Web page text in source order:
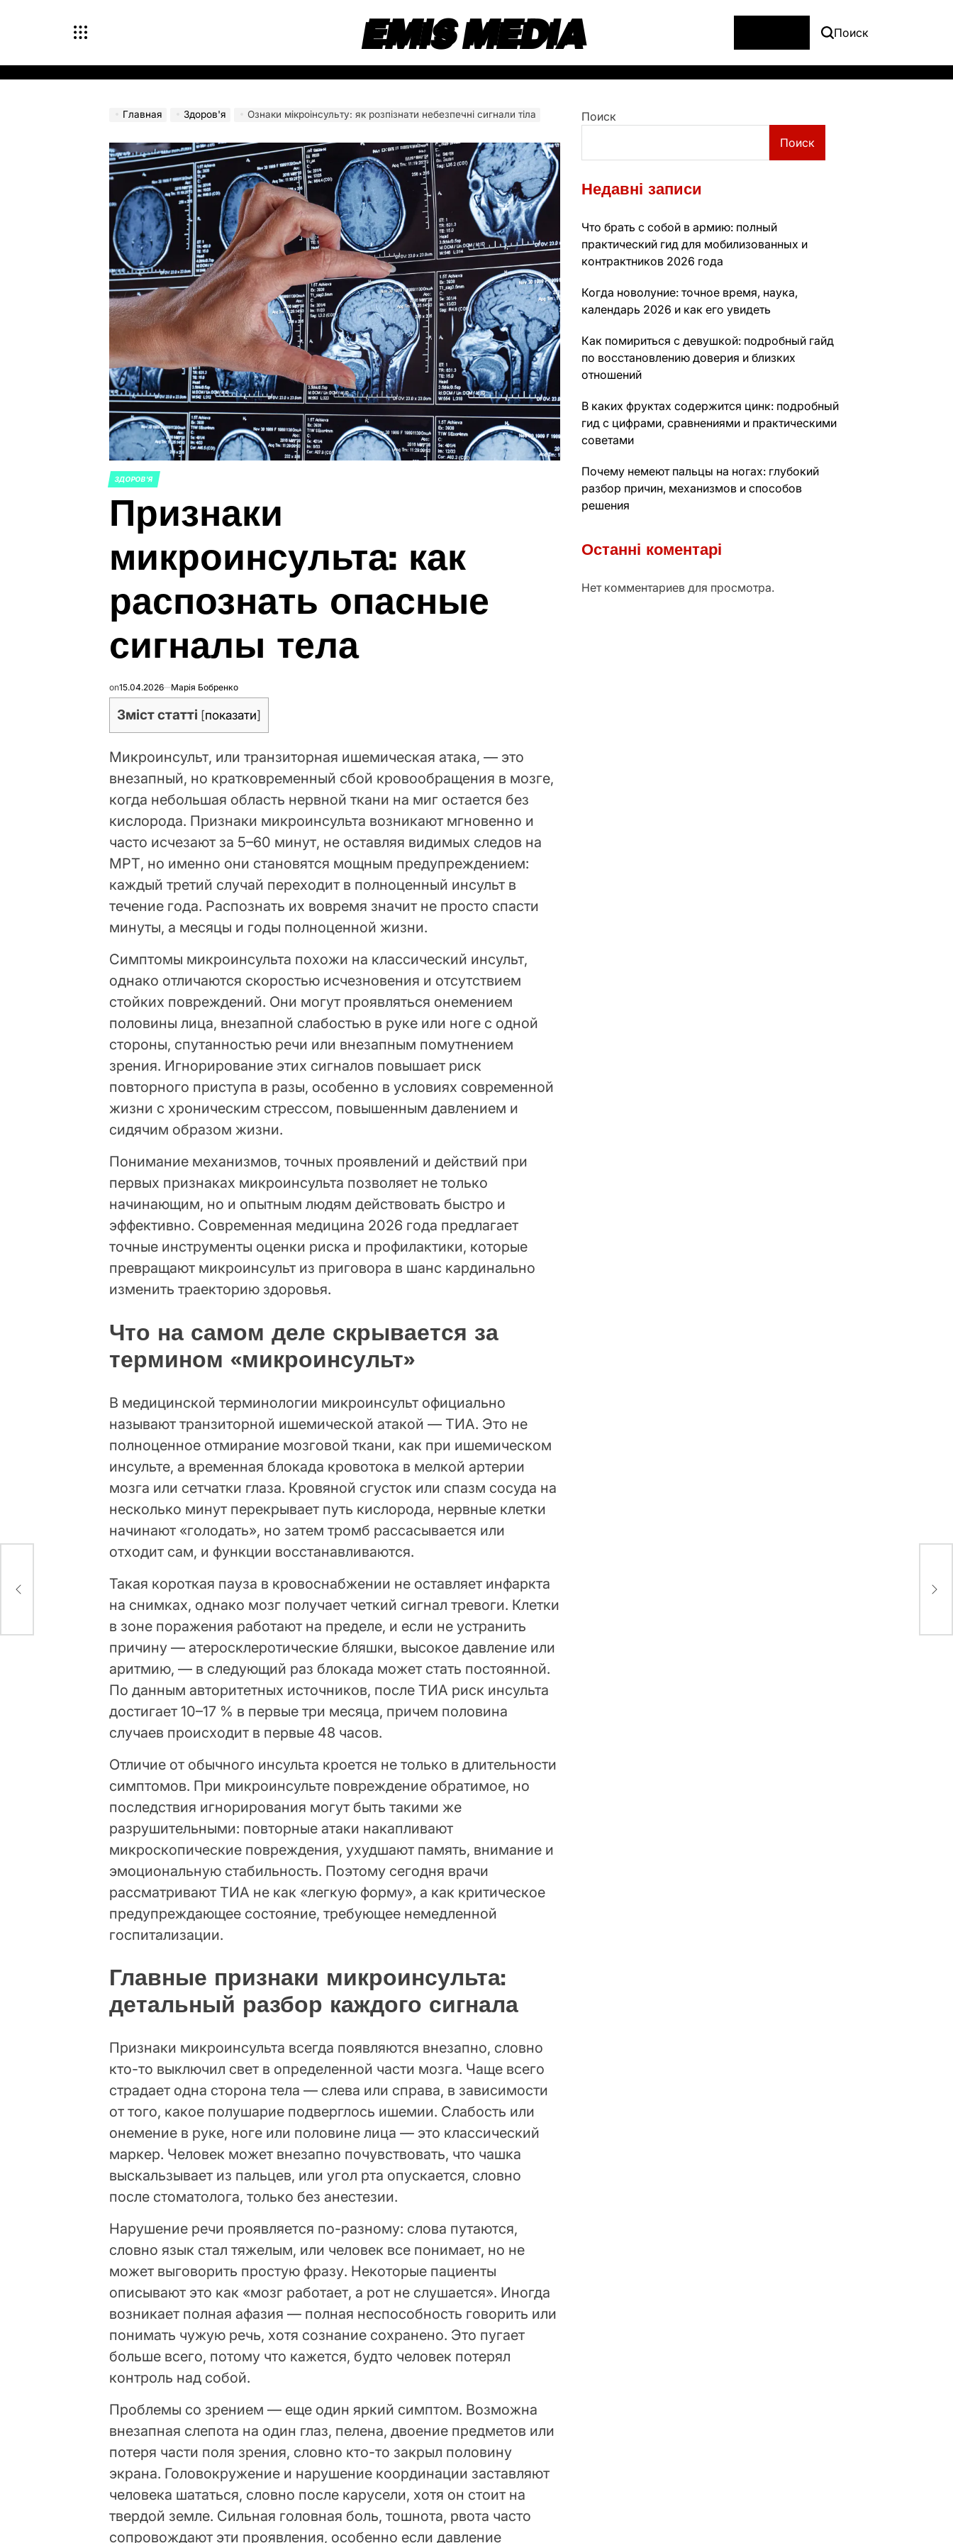
содержимому
EMIS MEDIA Поиск
Главная Здоров'я Ознаки мікроінсульту: як розпізнати небезпечні сигнали тіла
ОПУБЛИКОВАНО
ЗДОРОВ'Я
Признаки
микроинсульта: как
распознать опасные
сигналы тела
on15.04.2026 Марія Бобренко
Зміст статті [показати]
Микроинсульт, или транзиторная ишемическая атака, — это
внезапный, но кратковременный сбой кровообращения в мозге,
когда небольшая область нервной ткани на миг остается без
кислорода. Признаки микроинсульта возникают мгновенно и
часто исчезают за 5–60 минут, не оставляя видимых следов на
МРТ, но именно они становятся мощным предупреждением:
каждый третий случай переходит в полноценный инсульт в
течение года. Распознать их вовремя значит не просто спасти
минуты, а месяцы и годы полноценной жизни.
Симптомы микроинсульта похожи на классический инсульт,
однако отличаются скоростью исчезновения и отсутствием
стойких повреждений. Они могут проявляться онемением
половины лица, внезапной слабостью в руке или ноге с одной
стороны, спутанностью речи или внезапным помутнением
зрения. Игнорирование этих сигналов повышает риск
повторного приступа в разы, особенно в условиях современной
жизни с хроническим стрессом, повышенным давлением и
сидячим образом жизни.
Понимание механизмов, точных проявлений и действий при
первых признаках микроинсульта позволяет не только
начинающим, но и опытным людям действовать быстро и
эффективно. Современная медицина 2026 года предлагает
точные инструменты оценки риска и профилактики, которые
превращают микроинсульт из приговора в шанс кардинально
изменить траекторию здоровья.
Что на самом деле скрывается за
термином «микроинсульт»
В медицинской терминологии микроинсульт официально
называют транзиторной ишемической атакой — ТИА. Это не
полноценное отмирание мозговой ткани, как при ишемическом
инсульте, а временная блокада кровотока в мелкой артерии
мозга или сетчатки глаза. Кровяной сгусток или спазм сосуда на
несколько минут перекрывает путь кислорода, нервные клетки
начинают «голодать», но затем тромб рассасывается или
отходит сам, и функции восстанавливаются.
Такая короткая пауза в кровоснабжении не оставляет инфаркта
на снимках, однако мозг получает четкий сигнал тревоги. Клетки
в зоне поражения работают на пределе, и если не устранить
причину — атеросклеротические бляшки, высокое давление или
аритмию, — в следующий раз блокада может стать постоянной.
По данным авторитетных источников, после ТИА риск инсульта
достигает 10–17 % в первые три месяца, причем половина
случаев происходит в первые 48 часов.
Отличие от обычного инсульта кроется не только в длительности
симптомов. При микроинсульте повреждение обратимое, но
последствия игнорирования могут быть такими же
разрушительными: повторные атаки накапливают
микроскопические повреждения, ухудшают память, внимание и
эмоциональную стабильность. Поэтому сегодня врачи
рассматривают ТИА не как «легкую форму», а как критическое
предупреждающее состояние, требующее немедленной
госпитализации.
Главные признаки микроинсульта:
детальный разбор каждого сигнала
Признаки микроинсульта всегда появляются внезапно, словно
кто-то выключил свет в определенной части мозга. Чаще всего
страдает одна сторона тела — слева или справа, в зависимости
от того, какое полушарие подверглось ишемии. Слабость или
онемение в руке, ноге или половине лица — это классический
маркер. Человек может внезапно почувствовать, что чашка
выскальзывает из пальцев, или угол рта опускается, словно
после стоматолога, только без анестезии.
Нарушение речи проявляется по-разному: слова путаются,
словно язык стал тяжелым, или человек все понимает, но не
может выговорить простую фразу. Некоторые пациенты
описывают это как «мозг работает, а рот не слушается». Иногда
возникает полная афазия — полная неспособность говорить или
понимать чужую речь, хотя сознание сохранено. Это пугает
больше всего, потому что кажется, будто человек потерял
контроль над собой.
Проблемы со зрением — еще один яркий симптом. Возможна
внезапная слепота на один глаз, пелена, двоение предметов или
потеря части поля зрения, словно кто-то закрыл половину
экрана. Головокружение и нарушение координации заставляют
человека шататься, словно после карусели, хотя он стоит на
твердой земле. Сильная головная боль, тошнота, рвота часто
сопровождают эти проявления, особенно если давление
и
Поиск
Поиск
Недавні записи
Что брать с собой в армию: полный
практический гид для мобилизованных и
контрактников 2026 года
Когда новолуние: точное время, наука,
календарь 2026 и как его увидеть
Как помириться с девушкой: подробный гайд
по восстановлению доверия и близких
отношений
В каких фруктах содержится цинк: подробный
гид с цифрами, сравнениями и практическими
советами
Почему немеют пальцы на ногах: глубокий
разбор причин, механизмов и способов
решения
Останні коментарі
Нет комментариев для просмотра.